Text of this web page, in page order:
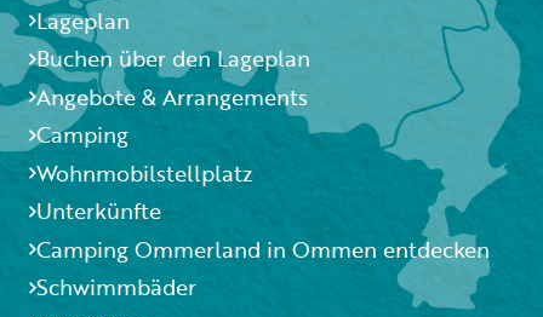
Lageplan
Buchen über den Lageplan
Angebote & Arrangements
Camping
Wohnmobilstellplatz
Unterkünfte
Camping Ommerland in Ommen entdecken
Schwimmbäder